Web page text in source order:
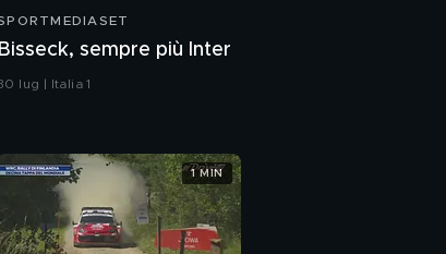
Bisseck, sempre più Inter
lug | Italia 1
1 MIN